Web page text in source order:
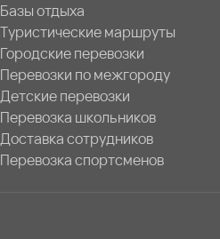
Базы отдыха
Туристические маршруты
Городские перевозки
Перевозки по межгороду
Детские перевозки
Перевозка школьников
Доставка сотрудников
Перевозка спортсменов